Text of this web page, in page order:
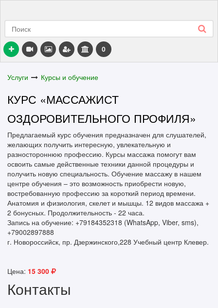
0
Услуги Курсы и обучение
КУРС «МАССАЖИСТ
ОЗДОРОВИТЕЛЬНОГО ПРОФИЛЯ»
Предлагаемый курс обучения предназначен для слушателей,
желающих получить интересную, увлекательную и
разностороннюю профессию. Курсы массажа помогут вам
освоить самые действенные техники данной процедуры и
получить новую специальность. Обучение массажу в нашем
центре обучения – это возможность приобрести новую,
востребованную профессию за короткий период времени.
Анатомия и физиология, скелет и мышцы. 12 видов массажа +
2 бонусных. Продолжительность - 22 часа.
Запись на обучение: +79184352318 (WhatsApp, Viber, sms),
+79002897888
г. Новороссийск, пр. Дзержинского,228 Учебный центр Клевер.
Цена: 15 300
Контакты